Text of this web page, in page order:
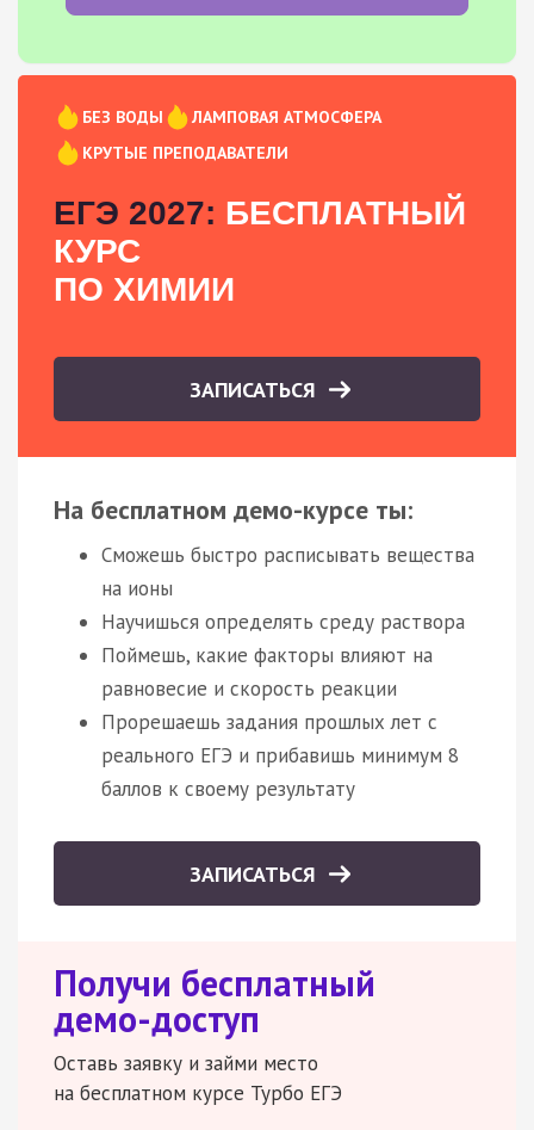
БЕЗ ВОДЫ
ЛАМПОВАЯ АТМОСФЕРА
КРУТЫЕ ПРЕПОДАВАТЕЛИ
ЕГЭ 2027: БЕСПЛАТНЫЙ
КУРС
ПО ХИМИИ
ЗАПИСАТЬСЯ
На бесплатном демо-курсе ты:
Сможешь быстро расписывать вещества
на ионы
Научишься определять среду раствора
Поймешь, какие факторы влияют на
равновесие и скорость реакции
Прорешаешь задания прошлых лет с
реального ЕГЭ и прибавишь минимум 8
баллов к своему результату
ЗАПИСАТЬСЯ
Получи бесплатный
демо-доступ
Оставь заявку и займи место
на бесплатном курсе Турбо ЕГЭ